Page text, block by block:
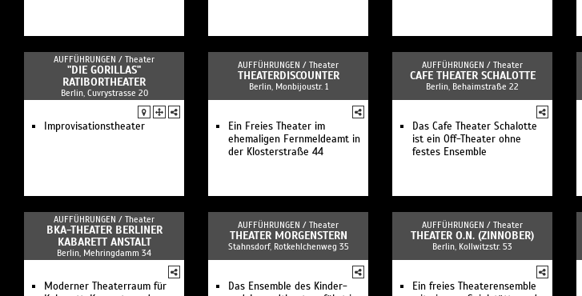
AUFFÜHRUNGEN / Theater
"DIE GORILLAS"
RATIBORTHEATER
Berlin, Cuvrystrasse 20
Improvisationstheater
AUFFÜHRUNGEN / Theater
THEATERDISCOUNTER
Berlin, Monbijoustr. 1
Ein Freies Theater im
ehemaligen Fernmeldeamt in
der Klosterstraße 44
AUFFÜHRUNGEN / Theater
CAFE THEATER SCHALOTTE
Berlin, Behaimstraße 22
Das Cafe Theater Schalotte
ist ein Off-Theater ohne
festes Ensemble
AUFFÜHRUNGEN / Theater
BKA-THEATER BERLINER
KABARETT ANSTALT
Berlin, Mehringdamm 34
Moderner Theaterraum für
AUFFÜHRUNGEN / Theater
THEATER MORGENSTERN
Stahnsdorf, Rotkehlchenweg 35
Das Ensemble des Kinder-
AUFFÜHRUNGEN / Theater
THEATER O.N. (ZINNOBER)
Berlin, Kollwitzstr. 53
Ein freies Theaterensemble